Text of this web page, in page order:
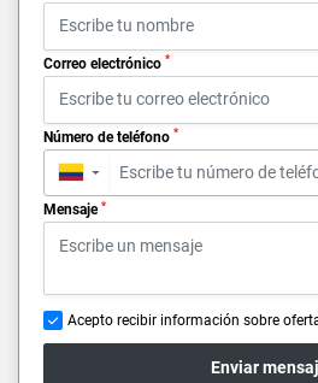
Correo electrónico *
Número de teléfono *
▼
Mensaje *
Acepto recibir información sobre
Enviar